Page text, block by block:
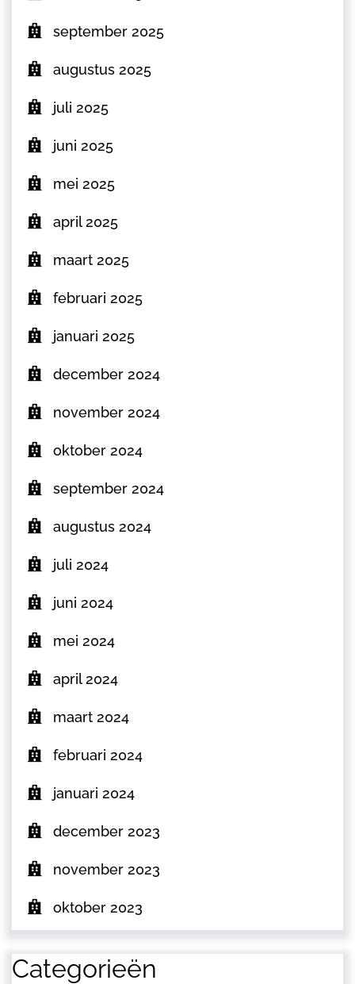
september 2025
augustus 2025
juli 2025
juni 2025
mei 2025
april 2025
maart 2025
februari 2025
januari 2025
december 2024
november 2024
oktober 2024
september 2024
augustus 2024
juli 2024
juni 2024
mei 2024
april 2024
maart 2024
februari 2024
januari 2024
december 2023
november 2023
oktober 2023
Categorieën